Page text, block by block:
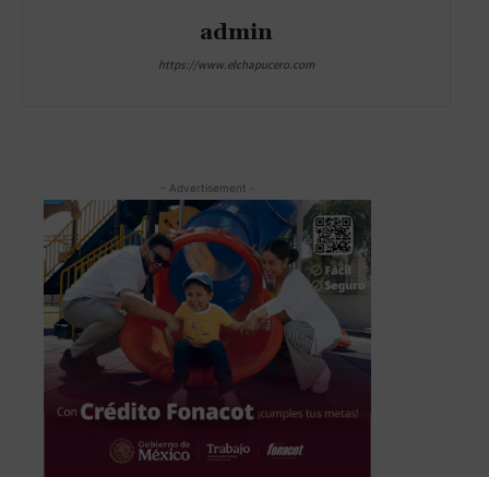
admin
https://www.elchapucero.com
- Advertisement -